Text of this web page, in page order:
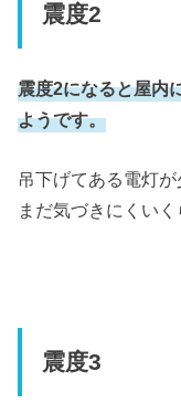
震度2
震度2になると屋内
ようです。
吊下げてある電灯
まだ気づきにくいく
震度3